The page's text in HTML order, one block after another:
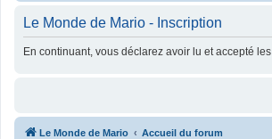
Le Monde de Mario - Inscription
En continuant, vous déclarez avoir lu et accepté les
Le Monde de Mario Accueil du forum